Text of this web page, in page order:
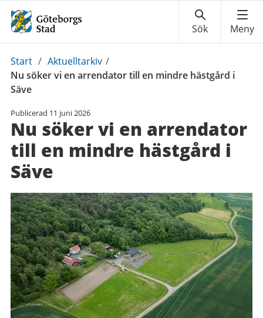
Du
är
här:
Start / Aktuelltarkiv /
Nu söker vi en arrendator till en mindre hästgård i
Säve
Publicerad 11 juni 2026
Nu söker vi en arrendator
till en mindre hästgård i
Säve